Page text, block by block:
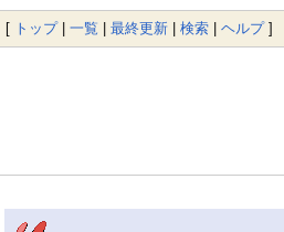
[ トップ| 一覧 | 最終更新 | 検索 | ヘルプ]